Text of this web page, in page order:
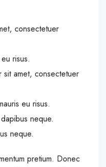
consectetuer
risus.
sit amet, consectetuer
eu risus.
neque.
neque.
pretium. Donec